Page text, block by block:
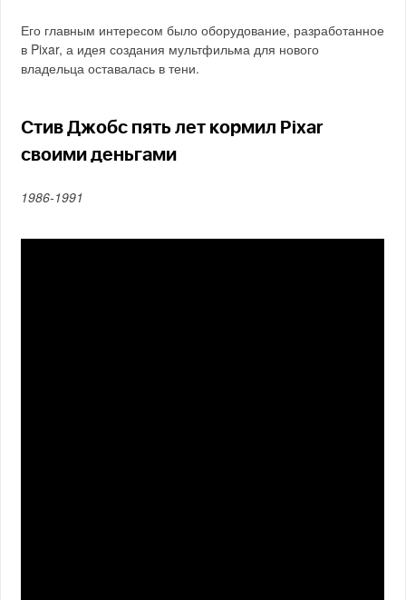
Его главным интересом было оборудование, разработанное
в Pixar, а идея создания мультфильма для нового
владельца оставалась в тени.
Стив Джобс пять лет кормил Pixar
своими деньгами
1986-1991